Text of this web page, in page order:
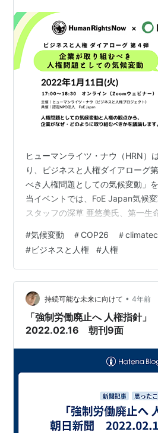
ヒューマンライツ・ナウ（HRN）
り、ビジネスと人権ダイアローグ
べき人権問題としての気候変動」
当イベントでは、FoE Japan気候
スタッフの深草 亜悠美氏、第一生
ローの銭谷美幸氏、青年環境NGO
副代表の黒瀬陽氏をゲストスピー
ビジネスと人権の観点から、企業
題としての気候変動についてお話
会の挨拶•ビジネスと人権について
…
#気候変動 ＃COP26 ＃
#ビジネスと人権 #人権
持続可能な未来に向けて • 4年前
「強制労働廃止へ 人権指針
2022.02.16 朝刊9面